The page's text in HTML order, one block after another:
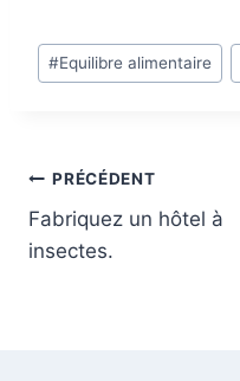
Étiquettes
de
#Equilibre alimentaire
Navigation
de
PRÉCÉDENT
Fabriquez un hôtel à
insectes.